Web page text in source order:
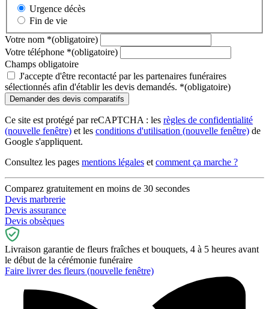
Urgence décès
Fin de vie
Votre nom *(obligatoire)
Votre téléphone *(obligatoire)
Champs obligatoire
J'accepte d'être recontacté par les partenaires funéraires
sélectionnés afin d'établir les devis demandés. *(obligatoire)
Ce site est protégé par reCAPTCHA : les règles de confidentialité
(nouvelle fenêtre) et les conditions d'utilisation (nouvelle fenêtre) de
Google s'appliquent.
Consultez les pages mentions légales et comment ça marche ?
Comparez gratuitement en moins de 30 secondes
Devis marbrerie
Devis assurance
Devis obsèques
Livraison garantie de fleurs fraîches et bouquets, 4 à 5 heures avant
le début de la cérémonie funéraire
Faire livrer des fleurs (nouvelle fenêtre)